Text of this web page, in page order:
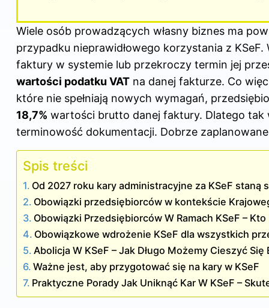
Wiele osób prowadzących własny biznes ma
przypadku nieprawidłowego korzystania z
faktury w systemie lub przekroczy termin jej
wartości podatku VAT na danej fakturze. Co
które nie spełniają nowych wymagań,
18,7% wartości brutto danej faktury. Dlatego tak
terminowość dokumentacji. Dobrze
Spis treści
Od 2027 roku kary administracyjne za KSeF staną
Obowiązki przedsiębiorców w kontekście
Obowiązki Przedsiębiorców W Ramach KSeF –
Obowiązkowe wdrożenie KSeF dla wszystkich
Abolicja W KSeF – Jak Długo Możemy Cieszyć
Ważne jest, aby przygotować się na kary w KSeF
Praktyczne Porady Jak Uniknąć Kar W KSeF –